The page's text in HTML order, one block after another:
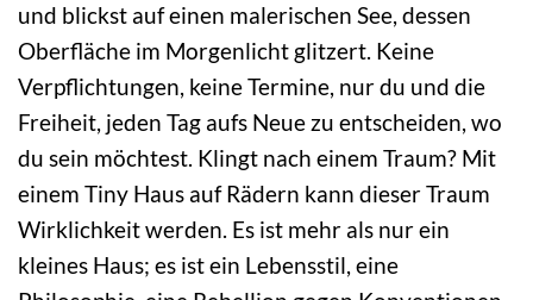
und blickst auf einen malerischen See, dessen
Oberfläche im Morgenlicht glitzert. Keine
Verpflichtungen, keine Termine, nur du und die
Freiheit, jeden Tag aufs Neue zu entscheiden, wo
du sein möchtest. Klingt nach einem Traum? Mit
einem Tiny Haus auf Rädern kann dieser Traum
Wirklichkeit werden. Es ist mehr als nur ein
kleines Haus; es ist ein Lebensstil, eine